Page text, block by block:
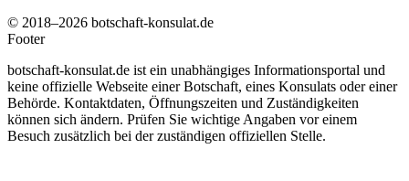
© 2018–2026 botschaft-konsulat.de
Footer
botschaft-konsulat.de ist ein unabhängiges Informationsportal und
keine offizielle Webseite einer Botschaft, eines Konsulats oder einer
Behörde. Kontaktdaten, Öffnungszeiten und Zuständigkeiten
können sich ändern. Prüfen Sie wichtige Angaben vor einem
Besuch zusätzlich bei der zuständigen offiziellen Stelle.